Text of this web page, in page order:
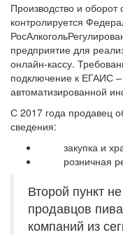
Производство и
контролируется
предприятие для
онлайн-кассу.
подключение к ЕГАИС –
автоматизированной
С 2017 года продавец
сведения:
закупка и
розничная
Второй пункт
продавцов
компаний из